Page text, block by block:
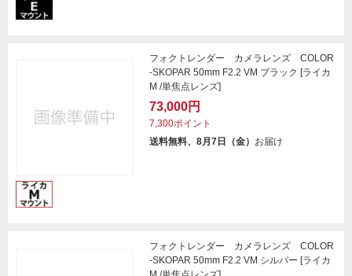
フォクトレンダー カメラレンズ COLOR
-SKOPAR 50mm F2.2 VM ブラック [ライカ
M /単焦点レンズ]
73,000円
7,300ポイント
送料無料、8月7日（金） お届け
フォクトレンダー カメラレンズ COLOR
-SKOPAR 50mm F2.2 VM シルバー [ライカ